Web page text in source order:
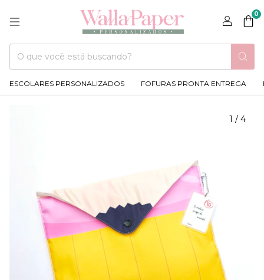
0
ESCOLARES PERSONALIZADOS FOFURAS PRONTA ENTREGA
1 / 4